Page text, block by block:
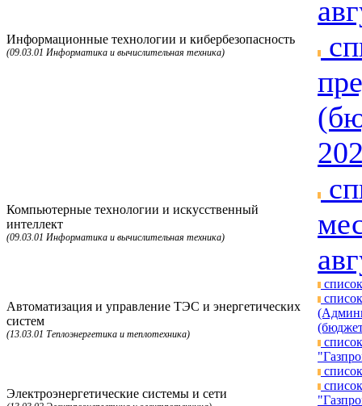
Информационные технологии и кибербезопасность
(09.03.01 Информатика и вычислительная техника)
Компьютерные технологии и искусственный
интеллект
(09.03.01 Информатика и вычислительная техника)
Автоматизация и управление ТЭС и энергетических
систем
(13.03.01 Теплоэнергетика и теплотехника)
Электроэнергетические системы и сети